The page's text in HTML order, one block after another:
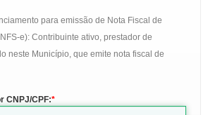
para emissão de Nota Fiscal de
e): Contribuinte ativo, prestador de
neste Município, que emite nota fiscal de
CNPJ/CPF: